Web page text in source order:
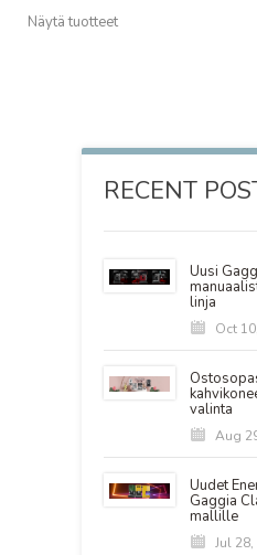
Näytä tuotteet
RECENT
Uusi
linja
Oct
valinta
Aug
Uudet
Gaggia
mallille
Jul